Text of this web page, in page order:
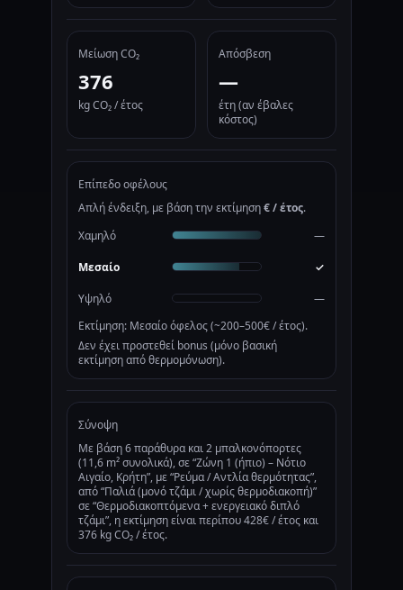
Μείωση CO₂
376
kg CO₂ / έτος
Απόσβεση
—
έτη (αν έβαλες
κόστος)
Επίπεδο οφέλους
Απλή ένδειξη, με βάση την εκτίμηση€ / έτος.
Χαμηλό
—
Μεσαίο ✓
Υψηλό
—
Εκτίμηση: Μεσαίο όφελος (~200–500€ / έτος).
Δεν έχει προστεθεί bonus (μόνο βασική
εκτίμηση από θερμομόνωση).
Σύνοψη
Με βάση 6 παράθυρα και 2 μπαλκονόπορτες
(11,6 m² συνολικά), σε “Ζώνη 1 (ήπιο) – Νότιο
Αιγαίο, Κρήτη”, με “Ρεύμα / Αντλία θερμότητας”,
από “Παλιά (μονό τζάμι / χωρίς θερμοδιακοπή)”
σε “Θερμοδιακοπτόμενα + ενεργειακό διπλό
τζάμι”, η εκτίμηση είναι περίπου 428€ / έτος και
376 kg CO₂ / έτος.